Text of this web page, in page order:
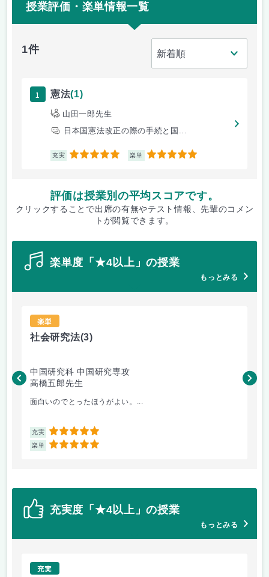
授業評価・楽単情報一覧
1件
1 憲法(1)
山田一郎先生
日本国憲法改正の際の手続と国...
充実 5 楽単 5
評価は授業別の平均スコアです。
クリックすることで出席の有無やテスト情報、先輩のコメン
トが閲覧できます。
楽単度「★4以上」の授業
もっとみる
楽単
社会研究法(3)
中国研究科 中国研究専攻
高橋五郎先生
面白いのでとったほうがよい。...
充実 5
楽単 5
木
充実度「★4以上」の授業
もっとみる
充実